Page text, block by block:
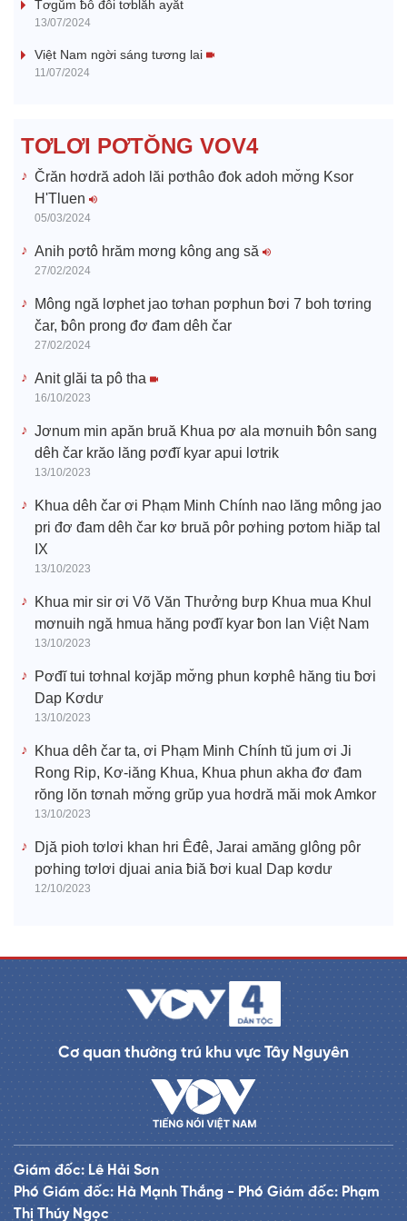
e
Tơgŭm ƀô đô̆i tơblăh ayăt
13/07/2024
Việt Nam ngời sáng tương lai
11/07/2024
TƠLƠI PƠTŎNG VOV4
Črăn hơdră adoh lăi pơthâo đok adoh mơ̆ng Ksor
H'Tluen
05/03/2024
Anih pơtô hrăm mơng kông ang să
27/02/2024
Mông ngă lơphet jao tơhan pơphun ƀơi 7 boh tơring
čar, ƀôn prong đơ đam dêh čar
27/02/2024
Anit glăi ta pô tha
16/10/2023
Jơnum min apăn bruă Khua pơ ala mơnuih ƀôn sang
dêh čar krăo lăng pơđĭ kyar apui lơtrik
13/10/2023
Khua dêh čar ơi Phạm Minh Chính nao lăng mông jao
pri đơ đam dêh čar kơ bruă pôr pơhing pơtom hiăp tal
IX
13/10/2023
Khua mir sir ơi Võ Văn Thưởng bưp Khua mua Khul
mơnuih ngă hmua hăng pơđĭ kyar ƀon lan Việt Nam
13/10/2023
Pơđĭ tui tơhnal kơjăp mơ̆ng phun kơphê hăng tiu ƀơi
Dap Kơdư
13/10/2023
Khua dêh čar ta, ơi Phạm Minh Chính tŭ jum ơi Ji
Rong Rip, Kơ-iăng Khua, Khua phun akha đơ đam
rŏng lŏn tơnah mơ̆ng grŭp yua hơdră măi mok Amkor
13/10/2023
Djă pioh tơlơi khan hri Êđê, Jarai amăng glông pôr
pơhing tơlơi djuai ania ƀiă ƀơi kual Dap kơdư
12/10/2023
Cơ quan thường trú khu vực Tây Nguyên
Giám đốc: Lê Hải Sơn
Phó Giám đốc: Hà Mạnh Thắng - Phó Giám đốc: Phạm
Thị Thúy Ngọc